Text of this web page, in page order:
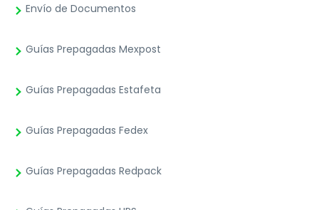
Envío de Documentos
Guías Prepagadas Mexpost
Guías Prepagadas Estafeta
Guías Prepagadas Fedex
Guías Prepagadas Redpack